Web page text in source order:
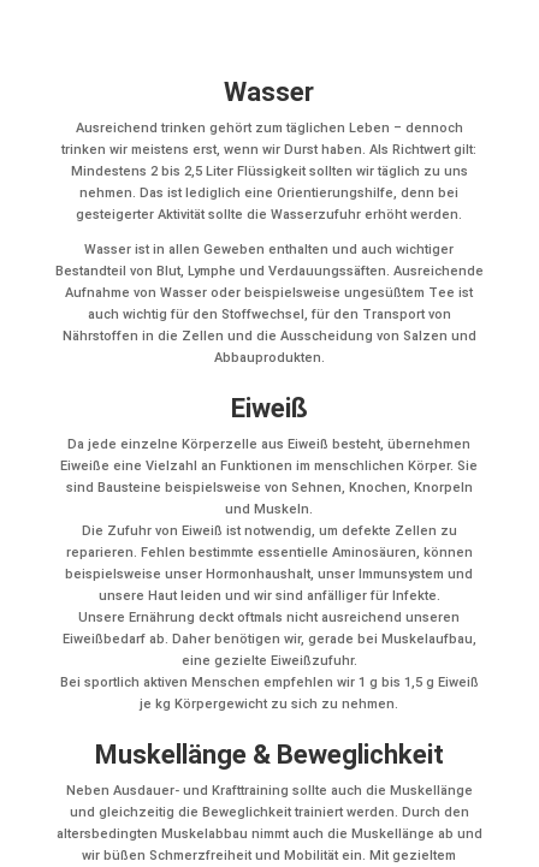
Wasser
Ausreichend trinken gehört zum täglichen Leben – dennoch
trinken wir meistens erst, wenn wir Durst haben. Als Richtwert gilt:
Mindestens 2 bis 2,5 Liter Flüssigkeit sollten wir täglich zu uns
nehmen. Das ist lediglich eine Orientierungshilfe, denn bei
gesteigerter Aktivität sollte die Wasserzufuhr erhöht werden.
Wasser ist in allen Geweben enthalten und auch wichtiger
Bestandteil von Blut, Lymphe und Verdauungssäften. Ausreichende
Aufnahme von Wasser oder beispielsweise ungesüßtem Tee ist
auch wichtig für den Stoffwechsel, für den Transport von
Nährstoffen in die Zellen und die Ausscheidung von Salzen und
Abbauprodukten.
Eiweiß
Da jede einzelne Körperzelle aus Eiweiß besteht, übernehmen
Eiweiße eine Vielzahl an Funktionen im menschlichen Körper. Sie
sind Bausteine beispielsweise von Sehnen, Knochen, Knorpeln
und Muskeln.
Die Zufuhr von Eiweiß ist notwendig, um defekte Zellen zu
reparieren. Fehlen bestimmte essentielle Aminosäuren, können
beispielsweise unser Hormonhaushalt, unser Immunsystem und
unsere Haut leiden und wir sind anfälliger für Infekte.
Unsere Ernährung deckt oftmals nicht ausreichend unseren
Eiweißbedarf ab. Daher benötigen wir, gerade bei Muskelaufbau,
eine gezielte Eiweißzufuhr.
Bei sportlich aktiven Menschen empfehlen wir 1 g bis 1,5 g Eiweiß
je kg Körpergewicht zu sich zu nehmen.
Muskellänge & Beweglichkeit
Neben Ausdauer- und Krafttraining sollte auch die Muskellänge
und gleichzeitig die Beweglichkeit trainiert werden. Durch den
altersbedingten Muskelabbau nimmt auch die Muskellänge ab und
wir büßen Schmerzfreiheit und Mobilität ein. Mit gezieltem